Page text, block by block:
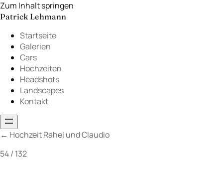
Zum Inhalt springen
Patrick Lehmann
Startseite
Galerien
Cars
Hochzeiten
Headshots
Landscapes
Kontakt
← Hochzeit Rahel und Claudio
54 / 132